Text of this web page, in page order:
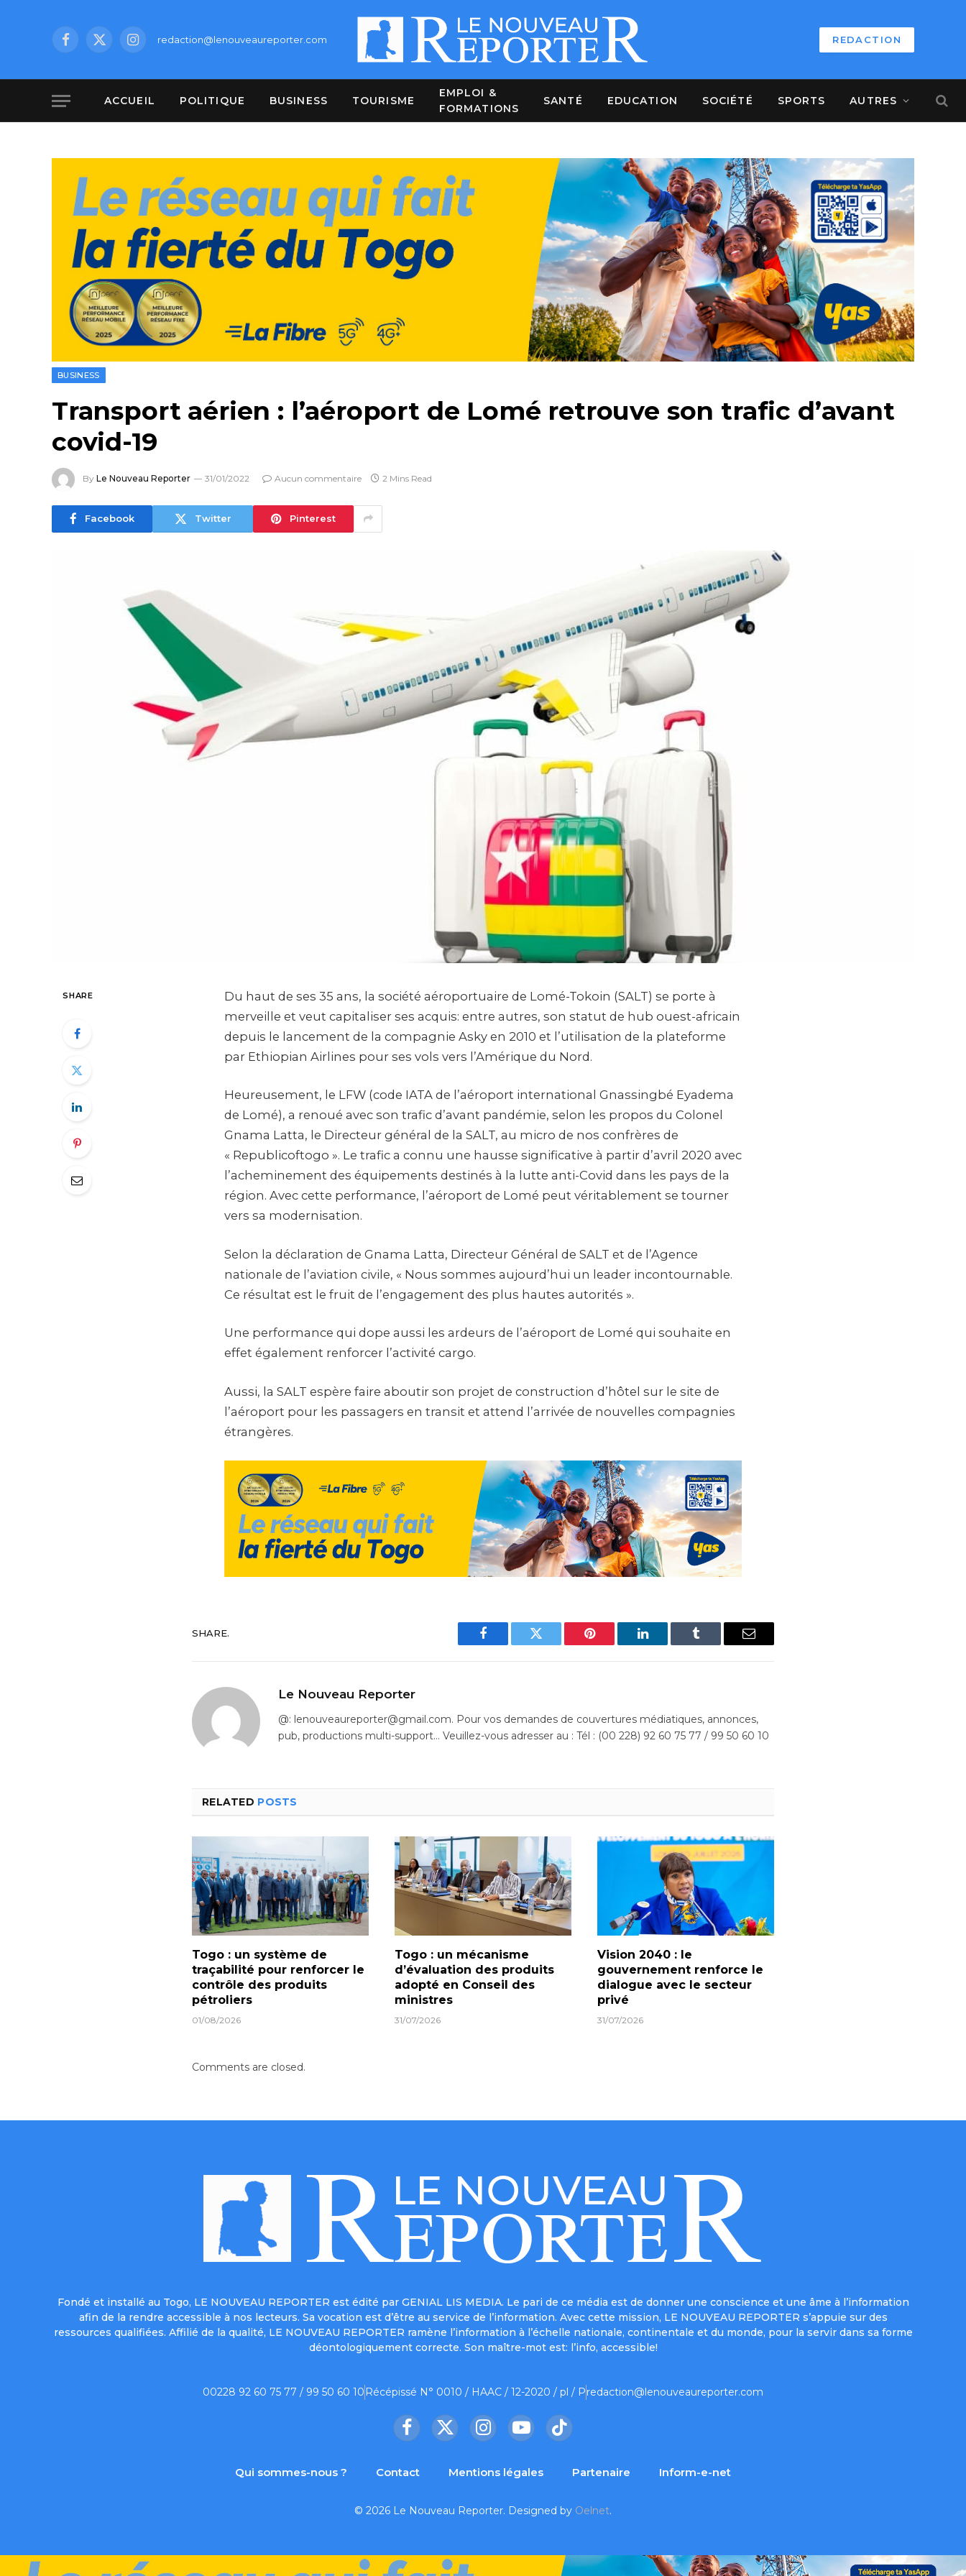
Facebook
X
Instagramredaction@lenouveaureporter.com REDACTION
ACCUEIL POLITIQUE BUSINESS TOURISME
EMPLOI &
FORMATIONS
SANTÉ EDUCATION SOCIÉTÉ SPORTS AUTRES
BUSINESS
Transport aérien : l’aéroport de Lomé retrouve son trafic d’avant
covid-19
By Le Nouveau Reporter 31/01/2022 Aucun commentaire 2 Mins Read
Facebook Twitter Pinterest
SHARE
Du haut de ses 35 ans, la société aéroportuaire de Lomé-Tokoin (SALT) se porte à
merveille et veut capitaliser ses acquis: entre autres, son statut de hub ouest-africain
depuis le lancement de la compagnie Asky en 2010 et l’utilisation de la plateforme
par Ethiopian Airlines pour ses vols vers l’Amérique du Nord.
Heureusement, le LFW (code IATA de l’aéroport international Gnassingbé Eyadema
de Lomé), a renoué avec son trafic d’avant pandémie, selon les propos du Colonel
Gnama Latta, le Directeur général de la SALT, au micro de nos confrères de
« Republicoftogo ». Le trafic a connu une hausse significative à partir d’avril 2020 avec
l’acheminement des équipements destinés à la lutte anti-Covid dans les pays de la
région. Avec cette performance, l’aéroport de Lomé peut véritablement se tourner
vers sa modernisation.
Selon la déclaration de Gnama Latta, Directeur Général de SALT et de l’Agence
nationale de l’aviation civile, « Nous sommes aujourd’hui un leader incontournable.
Ce résultat est le fruit de l’engagement des plus hautes autorités ».
Une performance qui dope aussi les ardeurs de l’aéroport de Lomé qui souhaite en
effet également renforcer l’activité cargo.
Aussi, la SALT espère faire aboutir son projet de construction d’hôtel sur le site de
l’aéroport pour les passagers en transit et attend l’arrivée de nouvelles compagnies
étrangères.
SHARE.
Facebook Twitter Pinterest LinkedIn Tumblr Email
Le Nouveau Reporter
@: lenouveaureporter@gmail.com. Pour vos demandes de couvertures médiatiques, annonces,
pub, productions multi-support… Veuillez-vous adresser au : Tél : (00 228) 92 60 75 77 / 99 50 60 10
RELATED POSTS
Togo : un système de
traçabilité pour renforcer le
contrôle des produits
pétroliers
01/08/2026
Togo : un mécanisme
d’évaluation des produits
adopté en Conseil des
ministres
31/07/2026
Vision 2040 : le
gouvernement renforce le
dialogue avec le secteur
privé
31/07/2026
Comments are closed.
Fondé et installé au Togo, LE NOUVEAU REPORTER est édité par GENIAL LIS MEDIA. Le pari de ce média est de donner une conscience et une âme à l’information
afin de la rendre accessible à nos lecteurs. Sa vocation est d’être au service de l’information. Avec cette mission, LE NOUVEAU REPORTER s’appuie sur des
ressources qualifiées. Affilié de la qualité, LE NOUVEAU REPORTER ramène l’information à l’échelle nationale, continentale et du monde, pour la servir dans sa forme
déontologiquement correcte. Son maître-mot est: l’info, accessible!
00228 92 60 75 77 / 99 50 60 10 Récépissé N° 0010 / HAAC / 12-2020 / pl / Predaction@lenouveaureporter.com
Facebook
X
InstagramYouTubeTikTok
Qui sommes-nous ? Contact Mentions légales Partenaire Inform-e-net
© 2026 Le Nouveau Reporter. Designed by Oelnet.